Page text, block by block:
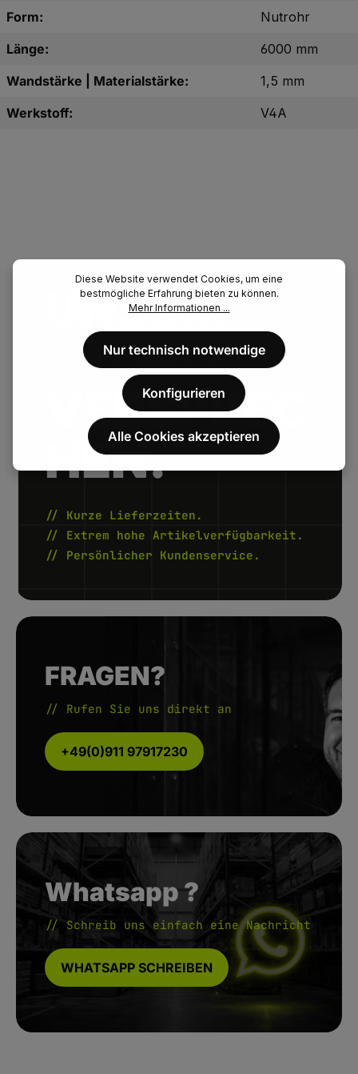
Form:
Nutrohr
Länge:
6000 mm
Wandstärke | Materialstärke:
1,5 mm
Werkstoff:
V4A
UNSER.
FENAU.
VERSPREC
HEN.
// Kurze Lieferzeiten.
// Extrem hohe Artikelverfügbarkeit.
// Persönlicher Kundenservice.
FRAGEN?
// Rufen Sie uns direkt an
+49(0)911 97917230
Whatsapp ?
// Schreib uns einfach eine Nachricht
WHATSAPP SCHREIBEN
Diese Website verwendet Cookies, um eine
bestmögliche Erfahrung bieten zu können.
Mehr Informationen ...
Nur technisch notwendige
Konfigurieren
Alle Cookies akzeptieren